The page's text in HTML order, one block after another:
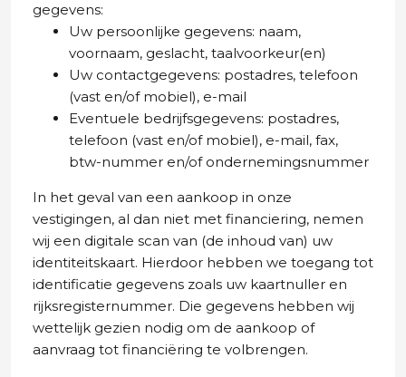
gegevens:
Uw persoonlijke gegevens: naam,
voornaam, geslacht, taalvoorkeur(en)
Uw contactgegevens: postadres, telefoon
(vast en/of mobiel), e-mail
Eventuele bedrijfsgegevens: postadres,
telefoon (vast en/of mobiel), e-mail, fax,
btw-nummer en/of ondernemingsnummer
In het geval van een aankoop in onze
vestigingen, al dan niet met financiering, nemen
wij een digitale scan van (de inhoud van) uw
identiteitskaart. Hierdoor hebben we toegang tot
identificatie gegevens zoals uw kaartnuller en
rijksregisternummer. Die gegevens hebben wij
wettelijk gezien nodig om de aankoop of
aanvraag tot financiëring te volbrengen.